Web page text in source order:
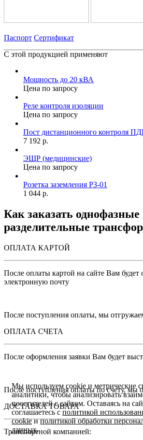
Паспорт Сертификат
С этой продукцией применяют
Мощность до 20 кВА
Цена по запросу
Реле контроля изоляции
Цена по запросу
Пост дистанционного контроля
7 192 р.
ЭЩР (медицинские)
Цена по запросу
Розетка заземления РЗ-01
1 044 р.
Как заказать
разделительные
ОПЛАТА КАРТОЙ
После оплаты картой на сайте Вам будет
электронную почту
После поступления оплаты, мы
ОПЛАТА СЧЕТА
После оформления заявки Вам будет
После поступления оплаты по счету, мы
ДОСТАВКА ТОВАРА
Транспортной компанией:
Мы используем cookie и метрические
аналитики, чтобы анализировать
посетителей с сайтом. Оставаясь на
соглашаетесь сполитикой
cookieиполитикой обработки
данных.